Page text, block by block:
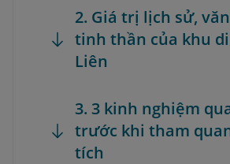
2. Giá trị lịch sử,
tinh thần của khu
Liên
3. 3 kinh nghiệm
trước khi tham
tích